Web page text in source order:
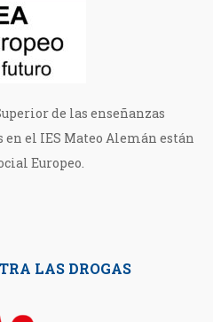
de las enseñanzas
el IES Mateo Alemán están
Europeo.
LAS DROGAS